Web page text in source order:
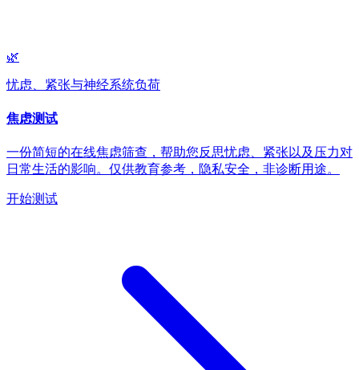
🌿
忧虑、紧张与神经系统负荷
焦虑测试
一份简短的在线焦虑筛查，帮助您反思忧虑、紧张以及压力对
日常生活的影响。仅供教育参考，隐私安全，非诊断用途。
开始测试